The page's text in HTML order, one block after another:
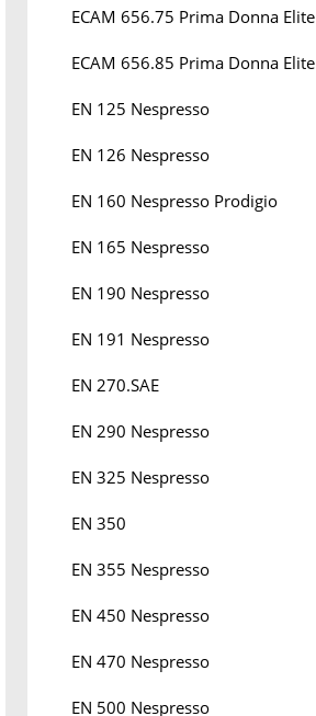
ECAM 656.75 Prima Donna Elite
ECAM 656.85 Prima Donna Elite
EN 125 Nespresso
EN 126 Nespresso
EN 160 Nespresso Prodigio
EN 165 Nespresso
EN 190 Nespresso
EN 191 Nespresso
EN 270.SAE
EN 290 Nespresso
EN 325 Nespresso
EN 350
EN 355 Nespresso
EN 450 Nespresso
EN 470 Nespresso
EN 500 Nespresso